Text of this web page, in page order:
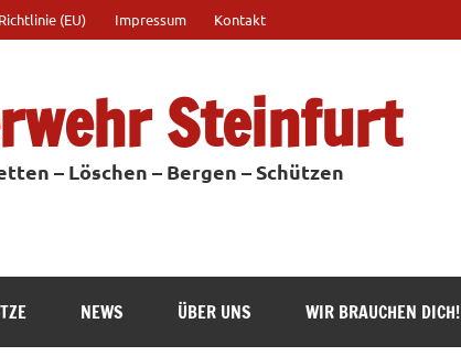
(EU) Impressum Kontakt
Steinfurt
– Löschen – Bergen – Schützen
NEWS ÜBER UNS WIR BRAUCHEN DICH!